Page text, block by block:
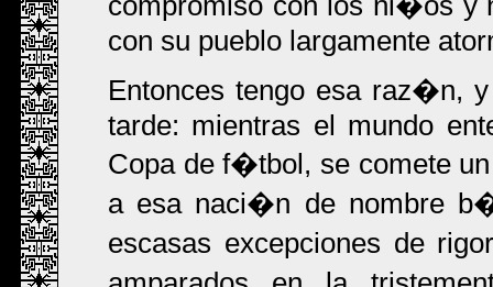
con su pueblo largamente
Entonces tengo esa raz�n,
tarde: mientras el mundo
Copa de f�tbol, se comete
a esa naci�n de nombre
escasas excepciones de